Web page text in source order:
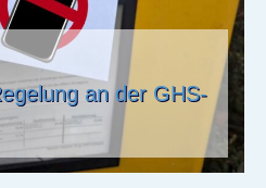
an der GHS-